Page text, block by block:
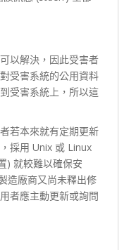
以解決，因此受害者
受害系統的公用資料
受害系統上，所以這
若本來就有定期更新
採用 Unix 或 Linux
) 就較難以確保安
造廠商又尚未釋出修
者應主動更新或詢問